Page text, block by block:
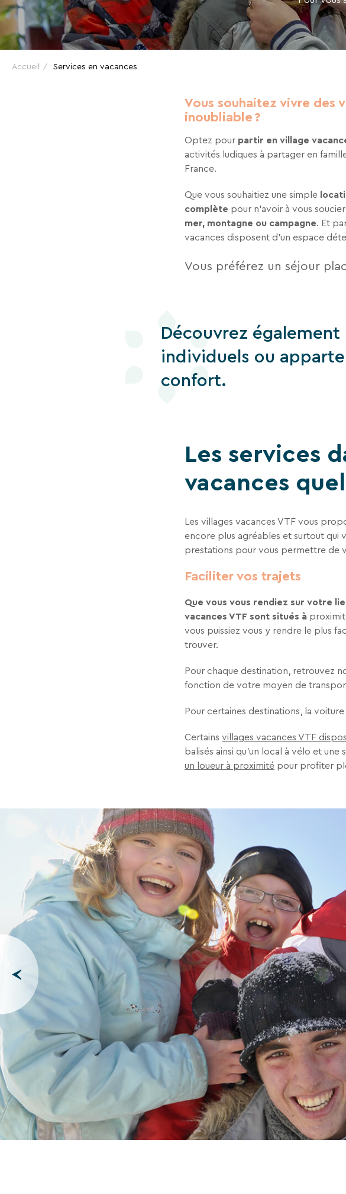
VOS
VACANCES
Accueil Services en vacances
Vous souhaitez vivre des
inoubliable ?
Optez pour partir en village
activités ludiques à partager en
France.
Que vous souhaitiez une simple
complète pour n’avoir à vous
mer, montagne ou campagne. Et
vacances disposent d’un espace
Vous préférez un séjour
Découvrez
individuels ou
confort.
Les services
vacances
Les villages vacances VTF vous
encore plus agréables et surtout qui
prestations pour vous permettre de
Faciliter vos trajets
Que vous vous rendiez sur votre
vacances VTF sont situés à
vous puissiez vous y rendre le plus
trouver.
Pour chaque destination, retrouvez
fonction de votre moyen de
Pour certaines destinations, la
Certains villages vacances VTF
balisés ainsi qu'un local à vélo et une
un loueur à proximité pour profiter
pouvez vous désinscrire à tout moment à l’aide des liens de